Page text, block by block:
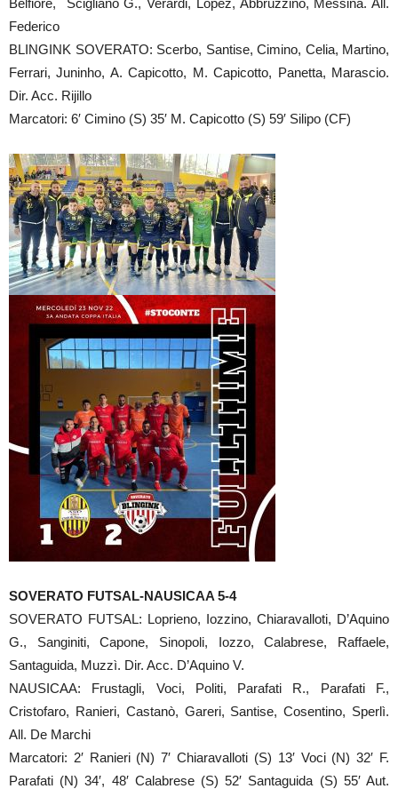
Federico
BLINGINK SOVERATO: Scerbo, Santise, Cimino, Celia, Martino,
Ferrari, Juninho, A. Capicotto, M. Capicotto, Panetta, Marascio.
Dir. Acc. Rijillo
Marcatori: 6′ Cimino (S) 35′ M. Capicotto (S) 59′ Silipo (CF)
SOVERATO FUTSAL-NAUSICAA 5-4
SOVERATO FUTSAL: Loprieno, Iozzino, Chiaravalloti, D’Aquino
G., Sanginiti, Capone, Sinopoli, Iozzo, Calabrese, Raffaele,
Santaguida, Muzzì. Dir. Acc. D’Aquino V.
NAUSICAA: Frustagli, Voci, Politi, Parafati R., Parafati F.,
Cristofaro, Ranieri, Castanò, Gareri, Santise, Cosentino, Sperlì.
All. De Marchi
Marcatori: 2′ Ranieri (N) 7′ Chiaravalloti (S) 13′ Voci (N) 32′ F.
Parafati (N) 34′, 48′ Calabrese (S) 52′ Santaguida (S) 55′ Aut.